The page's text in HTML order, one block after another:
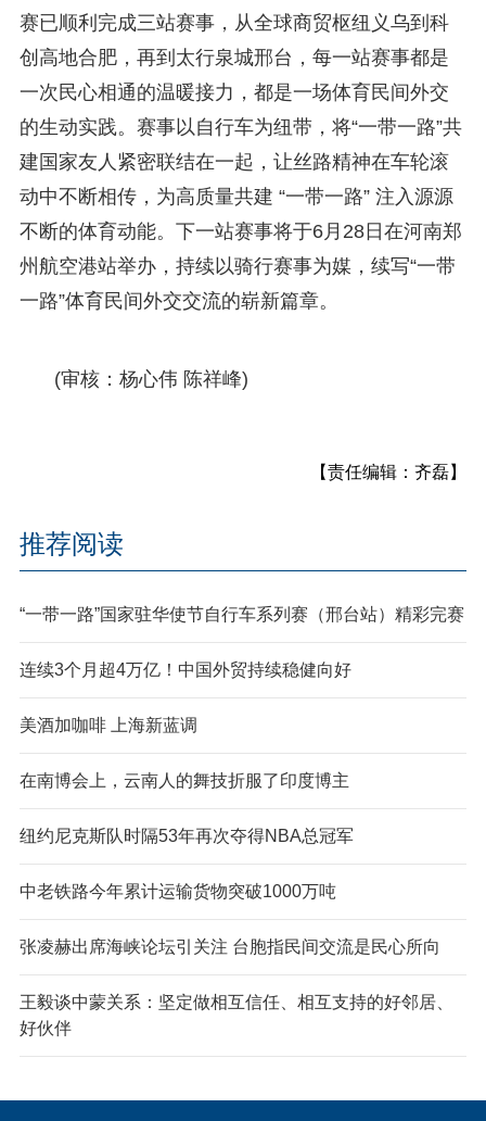
赛已顺利完成三站赛事，从全球商贸枢纽义乌到科
创高地合肥，再到太行泉城邢台，每一站赛事都是
一次民心相通的温暖接力，都是一场体育民间外交
的生动实践。赛事以自行车为纽带，将“一带一路”共
建国家友人紧密联结在一起，让丝路精神在车轮滚
动中不断相传，为高质量共建 “一带一路” 注入源源
不断的体育动能。下一站赛事将于6月28日在河南郑
州航空港站举办，持续以骑行赛事为媒，续写“一带
一路”体育民间外交交流的崭新篇章。
(审核：杨心伟 陈祥峰)
【责任编辑：齐磊】
推荐阅读
“一带一路”国家驻华使节自行车系列赛（邢台站）精彩完赛
连续3个月超4万亿！中国外贸持续稳健向好
美酒加咖啡 上海新蓝调
在南博会上，云南人的舞技折服了印度博主
纽约尼克斯队时隔53年再次夺得NBA总冠军
中老铁路今年累计运输货物突破1000万吨
张凌赫出席海峡论坛引关注 台胞指民间交流是民心所向
王毅谈中蒙关系：坚定做相互信任、相互支持的好邻居、
好伙伴